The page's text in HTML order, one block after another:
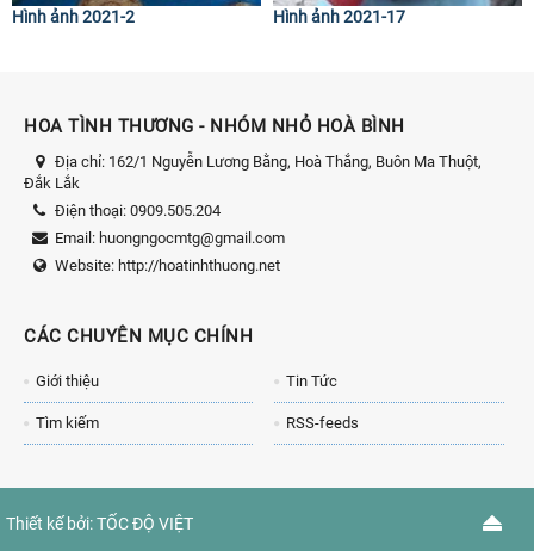
Hình ảnh 2021-2 Hình ảnh 2021-17
HOA TÌNH THƯƠNG - NHÓM NHỎ HOÀ BÌNH
Địa chỉ: 162/1 Nguyễn Lương Bằng, Hoà Thắng, Buôn Ma Thuột,
Đắk Lắk
Điện thoại: 0909.505.204
Email: huongngocmtg@gmail.com
Website: http://hoatinhthuong.net
CÁC CHUYÊN MỤC CHÍNH
Giới thiệu Tin Tức
Tìm kiếm RSS-feeds
Thiết kế bởi:TỐC ĐỘ VIỆT